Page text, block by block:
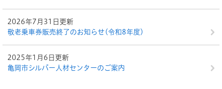
2026年7月31日更新
敬老乗車券販売終了のお知らせ(令和8年度)
2025年1月6日更新
亀岡市シルバー人材センターのご案内